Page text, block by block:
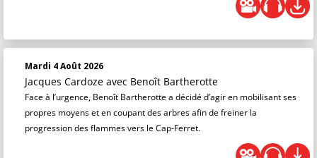
Mardi 4 Août 2026
Jacques Cardoze avec Benoît Bartherotte
Face à l’urgence, Benoît Bartherotte a décidé d’agir en mobilisant ses
propres moyens et en coupant des arbres afin de freiner la
progression des flammes vers le Cap-Ferret.